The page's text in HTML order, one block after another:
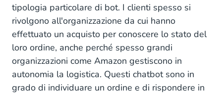
tipologia particolare di bot. I clienti spesso si
rivolgono all'organizzazione da cui hanno
effettuato un acquisto per conoscere lo stato del
loro ordine, anche perché spesso grandi
organizzazioni come Amazon gestiscono in
autonomia la logistica. Questi chatbot sono in
grado di individuare un ordine e di rispondere in